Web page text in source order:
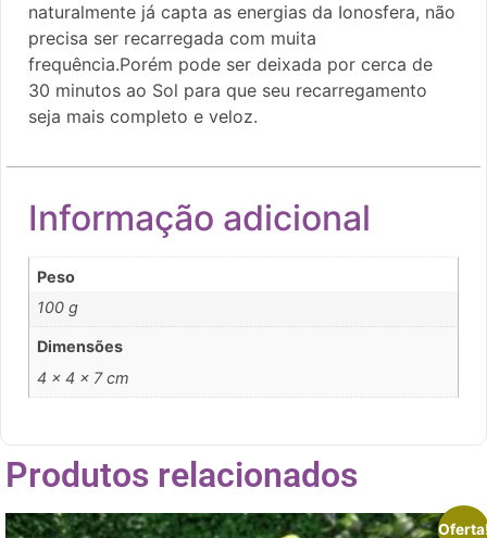
naturalmente já capta as energias da Ionosfera, não
precisa ser recarregada com muita
frequência.Porém pode ser deixada por cerca de
30 minutos ao Sol para que seu recarregamento
seja mais completo e veloz.
Informação adicional
Peso
100 g
Dimensões
4 × 4 × 7 cm
Produtos relacionados